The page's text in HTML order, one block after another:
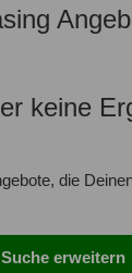
keine
die
Suche erweitern